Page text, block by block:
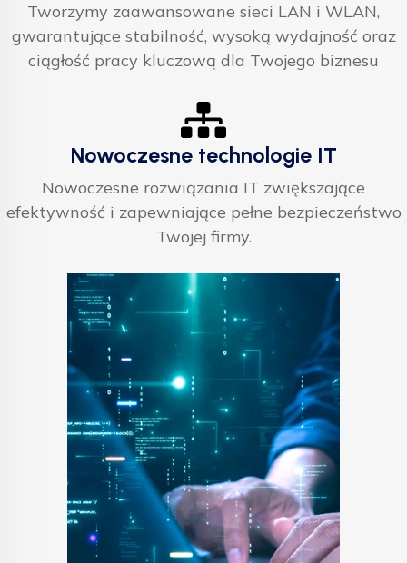
Tworzymy zaawansowane sieci LAN i WLAN,
gwarantujące stabilność, wysoką wydajność oraz
ciągłość pracy kluczową dla Twojego biznesu
Nowoczesne technologie IT
Nowoczesne rozwiązania IT zwiększające
efektywność i zapewniające pełne bezpieczeństwo
Twojej firmy.